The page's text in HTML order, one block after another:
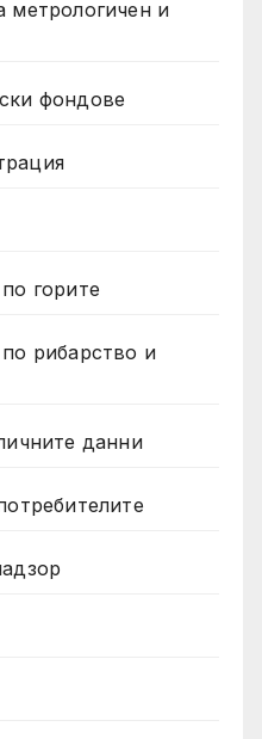
метрологичен и
фондове
горите
рибарство и
данни